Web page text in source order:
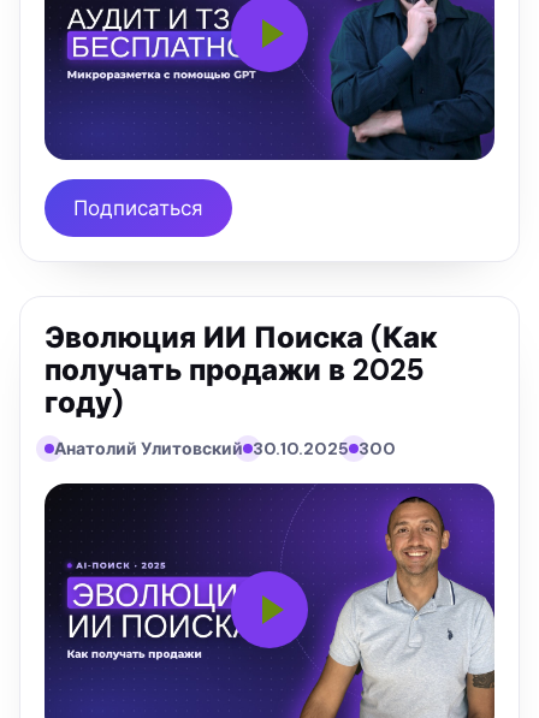
Подписаться
Эволюция ИИ Поиска (Как
получать продажи в 2025
году)
Анатолий Улитовский 30.10.2025 300